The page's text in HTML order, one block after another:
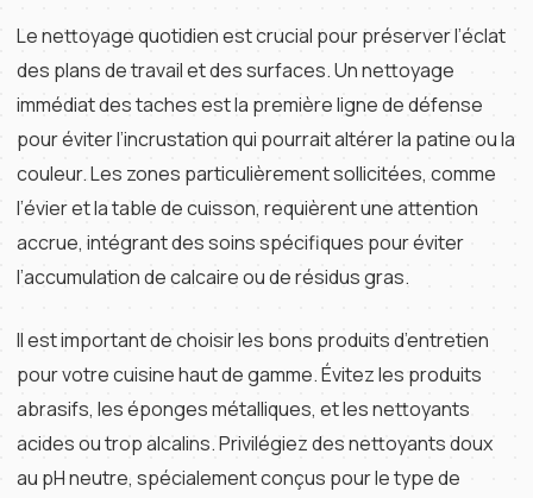
Le nettoyage quotidien est crucial pour préserver l’éclat
des plans de travail et des surfaces. Un nettoyage
immédiat des taches est la première ligne de défense
pour éviter l’incrustation qui pourrait altérer la patine ou la
couleur. Les zones particulièrement sollicitées, comme
l’évier et la table de cuisson, requièrent une attention
accrue, intégrant des soins spécifiques pour éviter
l’accumulation de calcaire ou de résidus gras.
Il est important de choisir les bons produits d’entretien
pour votre cuisine haut de gamme. Évitez les produits
abrasifs, les éponges métalliques, et les nettoyants
acides ou trop alcalins. Privilégiez des nettoyants doux
au pH neutre, spécialement conçus pour le type de